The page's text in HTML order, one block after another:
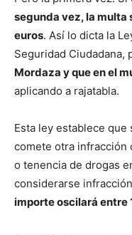
segunda vez, la multa
euros. Así lo dicta la
Seguridad Ciudadana,
Mordaza y que en el
aplicando a rajatabla.
Esta ley establece
comete otra infracción
o tenencia de drogas
considerarse
importe oscilará entre